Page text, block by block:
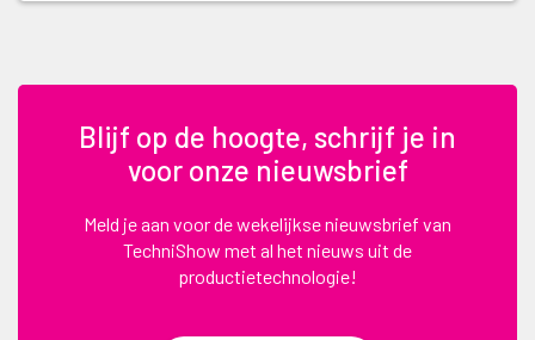
Blijf op de hoogte, schrijf je in
voor onze nieuwsbrief
Meld je aan voor de wekelijkse nieuwsbrief van
TechniShow met al het nieuws uit de
productietechnologie!